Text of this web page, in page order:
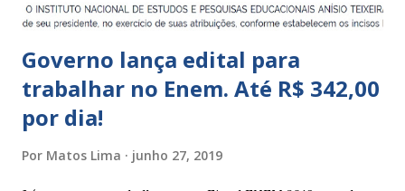
Governo lança edital para
trabalhar no Enem. Até R$ 342,00
por dia!
Por Matos Lima junho 27, 2019